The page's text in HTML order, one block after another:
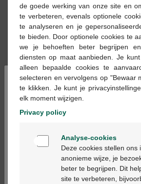
19,20 €
Accu-Fine 32g Aiguilles
18,55 €
Accu fine 31g Aiguilles
8mm 100pc
Accu
Bienvenue
Ga verder in het
de goede werking van onze site en
te verbeteren, evenals optionele
te analyseren en je
te bieden. Door optionele cookies te
we je behoeften beter begrijpen
diensten op maat aanbieden. Je
alleen bepaalde cookies te
selecteren en vervolgens op "Bewaar
te klikken. Je kunt je
elk moment wijzigen.
Privacy policy
Analyse-cookies
Deze cookies stellen ons
anonieme wijze, je
beter te begrijpen. Dit
site te verbeteren,